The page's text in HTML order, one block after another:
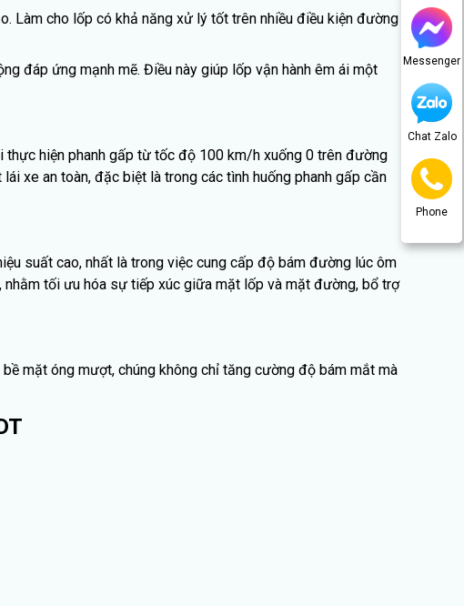
Messenger
Chat Zalo
Phone
Làm cho lốp có khả năng xử lý tốt trên nhiều điều kiện đường
đáp ứng mạnh mẽ. Điều này giúp lốp vận hành êm ái một
hiện phanh gấp từ tốc độ 100 km/h xuống 0 trên đường
xe an toàn, đặc biệt là trong các tình huống phanh gấp cần
suất cao, nhất là trong việc cung cấp độ bám đường lúc ôm
tối ưu hóa sự tiếp xúc giữa mặt lốp và mặt đường, bổ trợ
mặt óng mượt, chúng không chỉ tăng cường độ bám mắt mà